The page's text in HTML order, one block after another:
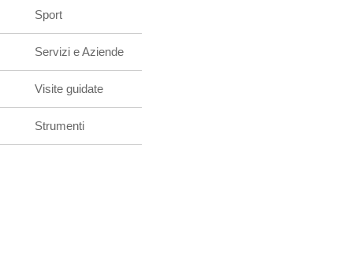
Sport
Servizi e Aziende
Visite guidate
Strumenti